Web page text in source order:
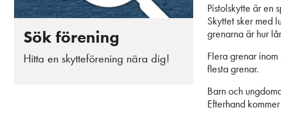
Sök förening
Hitta en skytteförening nära dig!
Pistolskytte är en
Skyttet sker med
grenarna är hur
Flera grenar
flesta grenar.
Barn och
Efterhand